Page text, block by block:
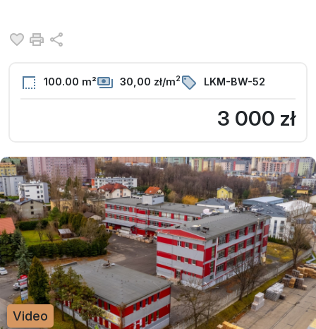
Dodaj do ulubionych
Drukuj
100.00 m² 30,00 zł/m2 LKM-BW-52
3 000 zł
Video